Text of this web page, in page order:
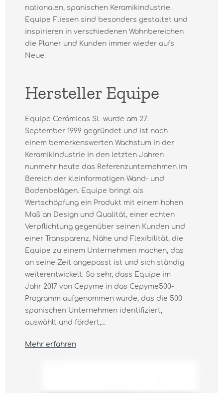
nationalen, spanischen Keramikindustrie.
Equipe Fliesen sind besonders gestaltet und
inspirieren in verschiedenen Wohnbereichen
die Planer und Kunden immer wieder aufs
Neue.
Hersteller Equipe
Equipe Cerámicas SL wurde am 27.
September 1999 gegründet und ist nach
einem bemerkenswerten Wachstum in der
Keramikindustrie in den letzten Jahren
nunmehr heute das Referenzunternehmen im
Bereich der kleinformatigen Wand- und
Bodenbelägen. Equipe bringt als
Wertschöpfung ein Produkt mit einem hohen
Maß an Design und Qualität, einer echten
Verpflichtung gegenüber seinen Kunden und
einer Transparenz, Nähe und Flexibilität, die
Equipe zu einem Unternehmen machen, das
an seine Zeit angepasst ist und sich ständig
weiterentwickelt. So sehr, dass Equipe im
Jahr 2017 von Cepyme in das Cepyme500-
Programm aufgenommen wurde, das die 500
spanischen Unternehmen identifiziert,
auswählt und fördert,...
Mehr erfahren